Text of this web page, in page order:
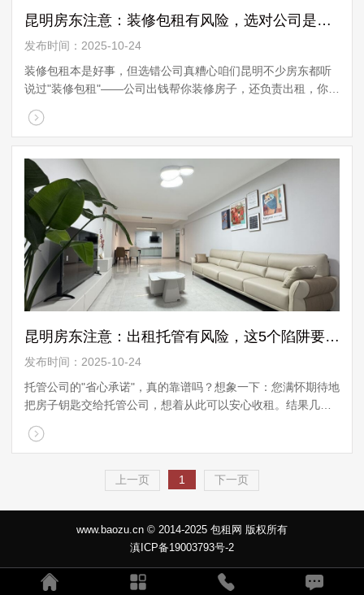
昆明房东注意：装修包租有风险，选对公司是关键
发布时间：2025-10-24
装修包租本是好事，但选错公司真糟心咱们昆明不少房东都听
说过"装修包租"——公司出钱帮你装修房子，还负责出租，你坐
到了烦心事。就 ...
昆明房东注意：出租托管有风险，这5个陷阱要避开！
发布时间：2025-10-24
托管公司的"省心承诺"，真的靠谱吗？想象一下：您满怀期待地
把房子钥匙交给托管公司，想着从此可以安心收租。结果几个
楼空。这不是危 ...
上一页 1 下一页
www.baozu.cn © 2014-2025 包租网 版权所有
滇ICP备19003793号-2